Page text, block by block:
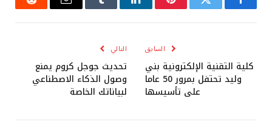
فيسبوكتويتر بينتيريستلينكدإن Tumblr البريد
رديت
السابق
كلية التقنية الإلكترونية بني
وليد تحتفل بمرور 50 عاما
على تأسيسها
التالي
تحديث جوجل كروم يمنع
وصول الذكاء الاصطناعي
لبياناتك الخاصة